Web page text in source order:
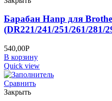
Барабан Hanp для
(DR221/241/251/261/281/
540,00Р
В корзину
Quick view
Сравнить
Закрыть